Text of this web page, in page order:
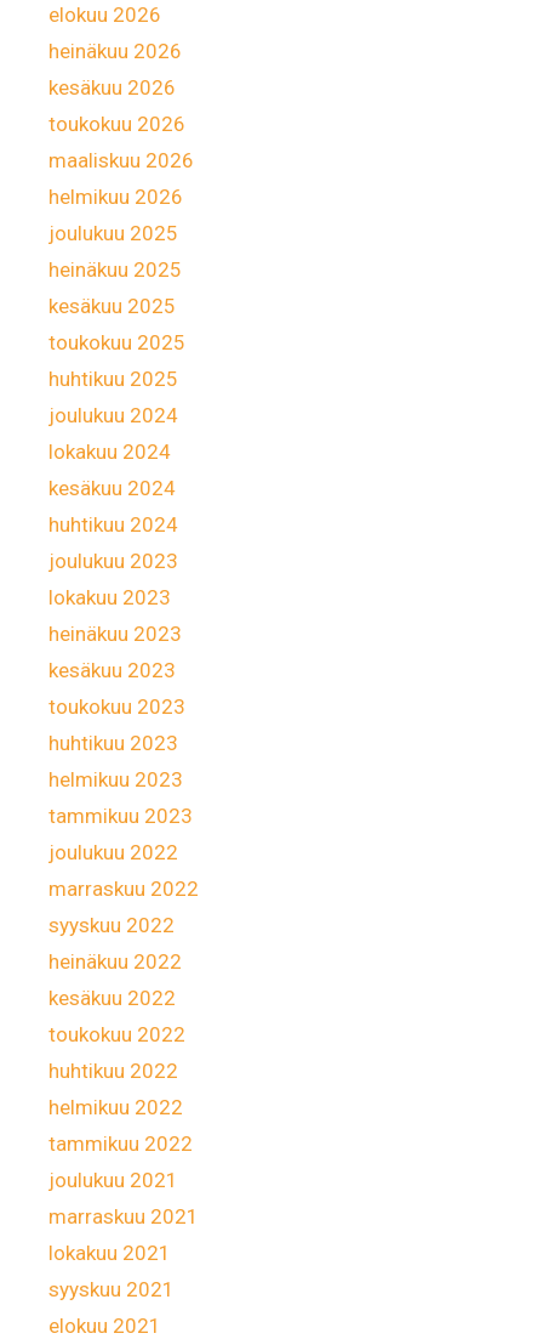
elokuu 2026
heinäkuu 2026
kesäkuu 2026
toukokuu 2026
maaliskuu 2026
helmikuu 2026
joulukuu 2025
heinäkuu 2025
kesäkuu 2025
toukokuu 2025
huhtikuu 2025
joulukuu 2024
lokakuu 2024
kesäkuu 2024
huhtikuu 2024
joulukuu 2023
lokakuu 2023
heinäkuu 2023
kesäkuu 2023
toukokuu 2023
huhtikuu 2023
helmikuu 2023
tammikuu 2023
joulukuu 2022
marraskuu 2022
syyskuu 2022
heinäkuu 2022
kesäkuu 2022
toukokuu 2022
huhtikuu 2022
helmikuu 2022
tammikuu 2022
joulukuu 2021
marraskuu 2021
lokakuu 2021
syyskuu 2021
elokuu 2021